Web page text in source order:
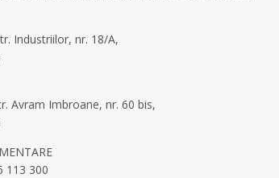
Industriilor, nr. 18/A,
Avram Imbroane, nr. 60 bis,
113 300